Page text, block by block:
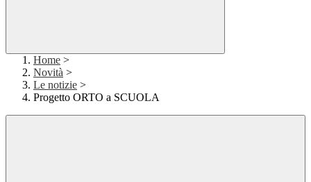
Home >
Novità >
Le notizie >
Progetto ORTO a SCUOLA